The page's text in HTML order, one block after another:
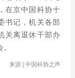
在京中国科协十
书记，机关各部
关离退休干部办
来源 | 中国科协之声